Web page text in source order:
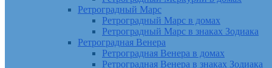
Ретроградный Марс
Ретроградный Марс в домах
Ретроградный Марс в знаках Зодиака
Ретроградная Венера
Ретроградная Венера в домах
Ретроградная Венера в знаках Зодиака